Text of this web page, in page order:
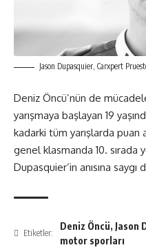
Jason Dupasquier, Carxpert
Deniz Öncü’nün de
yarışmaya başlayan 19
kadarki tüm yarışlarda puan
genel klasmanda 10. sırada
Dupasquier’in anısına
Etiketler:
Deniz Öncü, Jason
motor sporları